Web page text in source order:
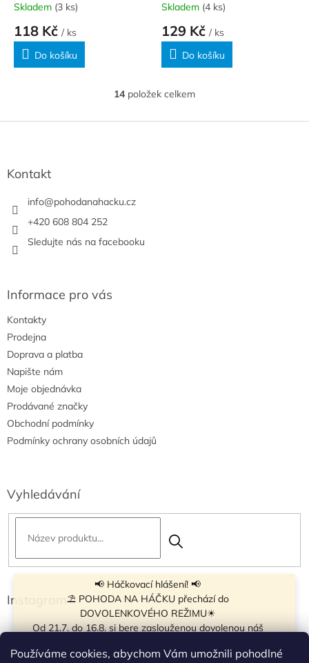
Používáme cookies, abychom Vám umožnili pohodlné
📢 Háčkovací hlášení! 📢
⛱ POHODA NA HÁČKU přechází do
DOVOLENKOVÉHO REŽIMU☀
Od 21.7. do 16.8. si bere zaslouženou dovolenou náš
krátkou pauzu.
Skladem (3 ks)
118 Kč / ks
Do košíku
Skladem (4 ks)
129 Kč / ks
Do košíku
O
l
14položek celkem
Kontakt
info@pohodanahacku.cz
+420 608 804 252
Sledujte nás na facebooku
Informace pro vás
Kontakty
Prodejna
Doprava a platba
Napište nám
Moje objednávka
Prodávané značky
Obchodní podmínky
Podmínky ochrany osobních údajů
Vyhledávání
Instagram